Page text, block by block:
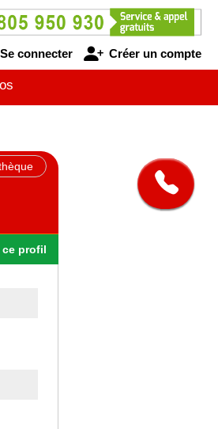
Se connecter Créer un compte
ce profil